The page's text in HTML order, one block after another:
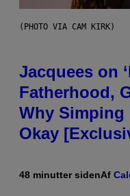
(PHOTO VIA CAM KIRK)
Jacquees on
Fatherhood,
Why Simping
Okay
48 minutter sidenAf